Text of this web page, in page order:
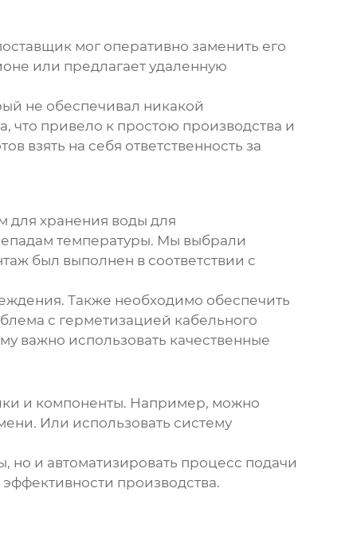
мог оперативно заменить его
или предлагает удаленную
не обеспечивал никакой
что привело к простою производства и
взять на себя ответственность за
для хранения воды для
температуры. Мы выбрали
был выполнен в соответствии с
Также необходимо обеспечить
с герметизацией кабельного
важно использовать качественные
и компоненты. Например, можно
Или использовать систему
но и автоматизировать процесс подачи
производства.